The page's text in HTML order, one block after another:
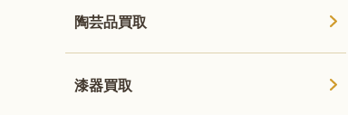
陶芸品買取
漆器買取